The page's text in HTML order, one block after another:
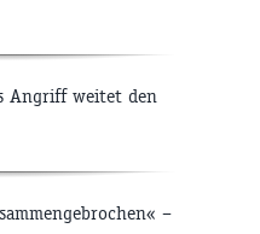
Angriff weitet den
–